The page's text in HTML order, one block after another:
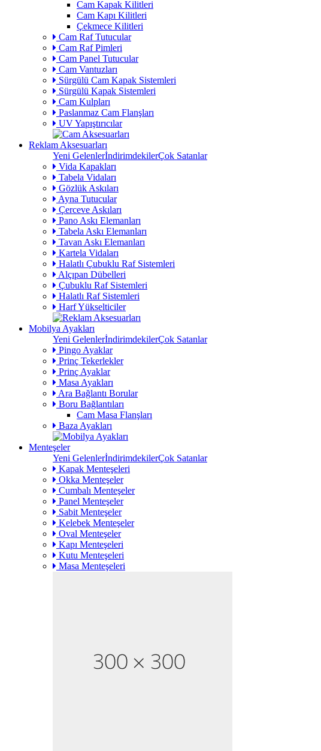
Cam Kapak Kilitleri
Cam Kapı Kilitleri
Çekmece Kilitleri
Cam Raf Tutucular
Cam Raf Pimleri
Cam Panel Tutucular
Cam Vantuzları
Sürgülü Cam Kapak Sistemleri
Sürgülü Kapak Sistemleri
Cam Kulpları
Paslanmaz Cam Flanşları
UV Yapıştırıcılar
Reklam Aksesuarları
Yeni GelenlerİndirimdekilerÇok Satanlar
Vida Kapakları
Tabela Vidaları
Gözlük Askıları
Ayna Tutucular
Çerceve Askıları
Pano Askı Elemanları
Tabela Askı Elemanları
Tavan Askı Elemanları
Kartela Vidaları
Halatlı Çubuklu Raf Sistemleri
Alçıpan Dübelleri
Çubuklu Raf Sistemleri
Halatlı Raf Sistemleri
Harf Yükselticiler
Mobilya Ayakları
Yeni GelenlerİndirimdekilerÇok Satanlar
Pingo Ayaklar
Prinç Tekerlekler
Prinç Ayaklar
Masa Ayakları
Ara Bağlantı Borular
Boru Bağlantıları
Cam Masa Flanşları
Baza Ayakları
Menteşeler
Yeni GelenlerİndirimdekilerÇok Satanlar
Kapak Menteşeleri
Okka Menteşeler
Cumbalı Menteşeler
Panel Menteşeler
Sabit Menteşeler
Kelebek Menteşeler
Oval Menteşeler
Kapı Menteşeleri
Kutu Menteşeleri
Masa Menteşeleri